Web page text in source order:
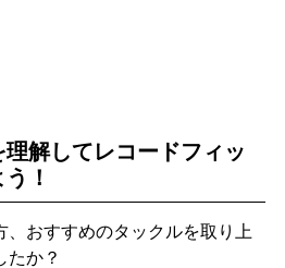
解してレコードフィッ
！
、おすすめのタックルを取り上
たか？